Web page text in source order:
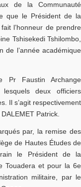
de la Communauté
que le Président de la
l’honneur de prendre
Tshisekedi Tshilombo,
de l’année académique
Pr Faustin Archange
deux officiers
Il s’agit respectivement
Patrick.
par, la remise des
de Hautes Études de
le Président de la
Touadera et pour la 6e
militaire, par le